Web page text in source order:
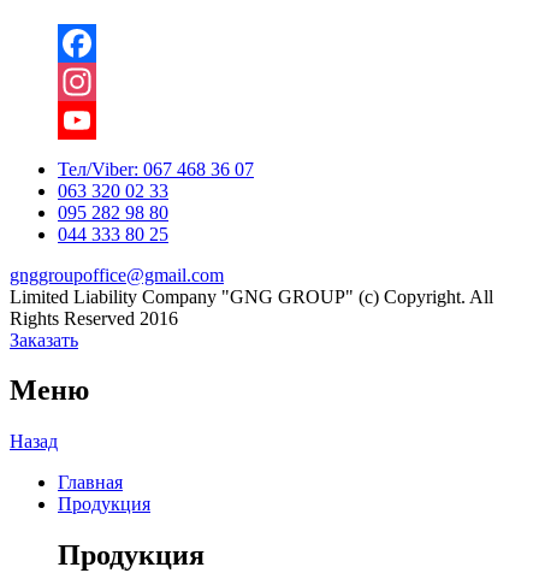
Facebook
Instagram
YouTube
Channel
Тел/Viber: 067 468 36 07
063 320 02 33
095 282 98 80
044 333 80 25
gnggroupoffice@gmail.com
Limited Liability Company "GNG GROUP" (c) Copyright. All
Rights Reserved 2016
Заказать
Меню
Назад
Главная
Продукция
Продукция